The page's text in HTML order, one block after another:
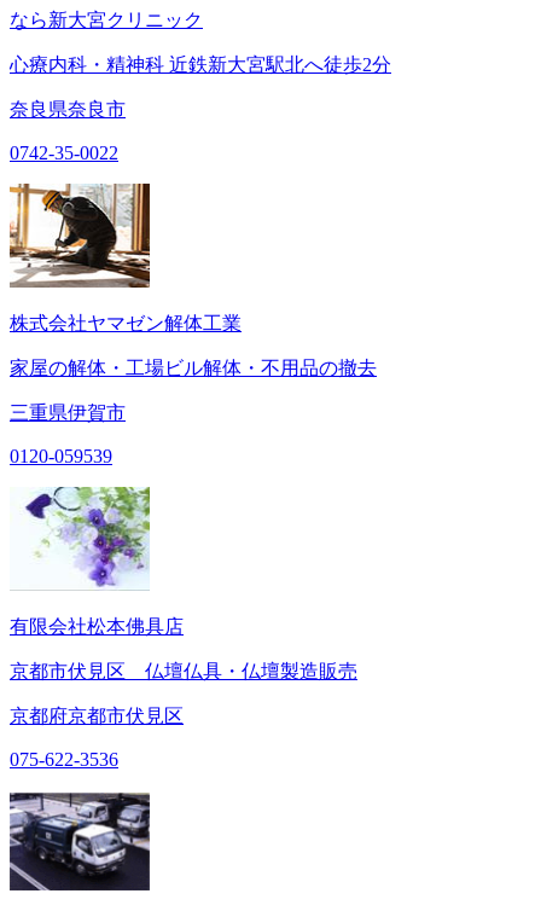
なら新大宮クリニック
心療内科・精神科 近鉄新大宮駅北へ徒歩2分
奈良県奈良市
0742-35-0022
株式会社ヤマゼン解体工業
家屋の解体・工場ビル解体・不用品の撤去
三重県伊賀市
0120-059539
有限会社松本佛具店
京都市伏見区 仏壇仏具・仏壇製造販売
京都府京都市伏見区
075-622-3536